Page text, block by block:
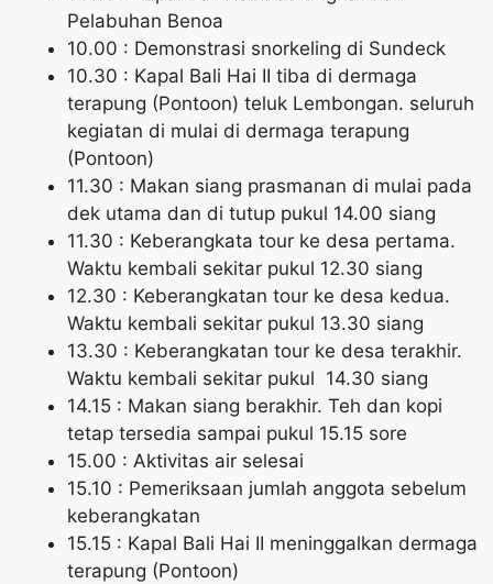
Pelabuhan Benoa
10.00 : Demonstrasi snorkeling di Sundeck
10.30 : Kapal Bali Hai II tiba di dermaga
terapung (Pontoon) teluk Lembongan. seluruh
kegiatan di mulai di dermaga terapung
(Pontoon)
11.30 : Makan siang prasmanan di mulai pada
dek utama dan di tutup pukul 14.00 siang
11.30 : Keberangkata tour ke desa pertama.
Waktu kembali sekitar pukul 12.30 siang
12.30 : Keberangkatan tour ke desa kedua.
Waktu kembali sekitar pukul 13.30 siang
13.30 : Keberangkatan tour ke desa terakhir.
Waktu kembali sekitar pukul 14.30 siang
14.15 : Makan siang berakhir. Teh dan kopi
tetap tersedia sampai pukul 15.15 sore
15.00 : Aktivitas air selesai
15.10 : Pemeriksaan jumlah anggota sebelum
keberangkatan
15.15 : Kapal Bali Hai II meninggalkan dermaga
terapung (Pontoon)